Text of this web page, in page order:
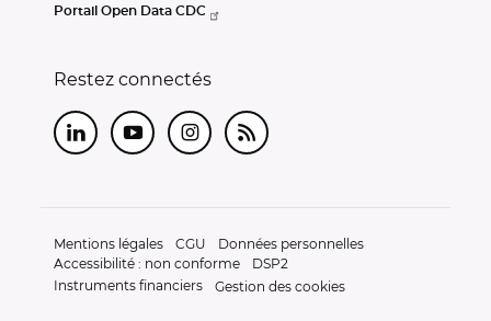
Portail Open Data CDC
Restez connectés
LinkedInYoutubeInstagram
RSS
Mentions légales CGU
Données personnelles
Accessibilité : non conforme
DSP2
Instruments financiers
Gestion des cookies